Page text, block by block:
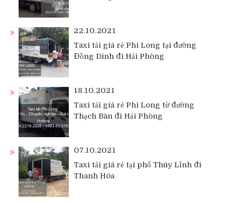
22.10.2021
Taxi tải giá rẻ Phi Long tại đường
Đồng Dinh đi Hải Phòng
18.10.2021
Taxi tải giá rẻ Phi Long từ đường
Thạch Bàn đi Hải Phòng
07.10.2021
Taxi tải giá rẻ tại phố Thúy Lĩnh đi
Thanh Hóa